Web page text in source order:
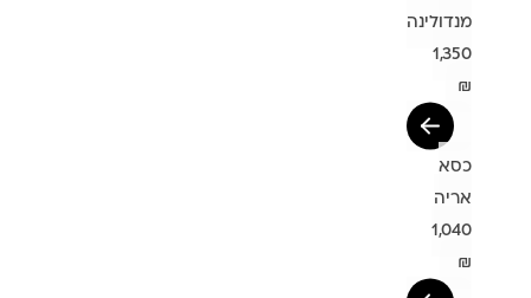
מנדולינה
1,350
₪
כסא
אריה
1,040
₪